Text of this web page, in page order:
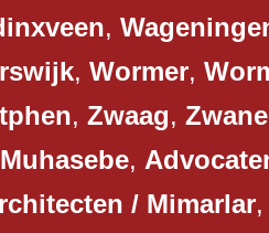
,
, Wormer,
, Zwaag,
,
/ Mimarlar